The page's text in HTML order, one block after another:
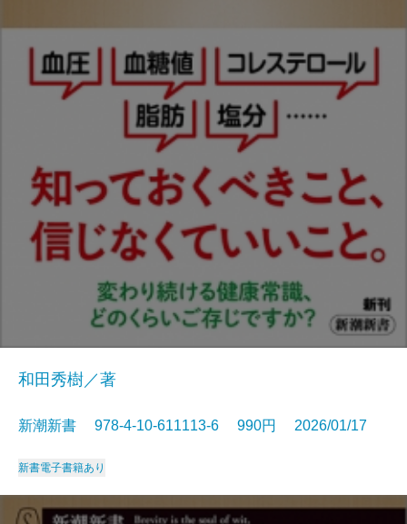
和田秀樹／著
新潮新書 978-4-10-611113-6 990円 2026/01/17
新書電子書籍あり